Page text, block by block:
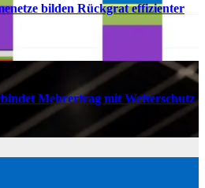
bilden Rückgrat effizienter
Mehrertrag mit Wetterschutz